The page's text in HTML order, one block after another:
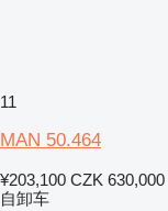
11
MAN 50.464
¥203,100 CZK 630,000
自卸车